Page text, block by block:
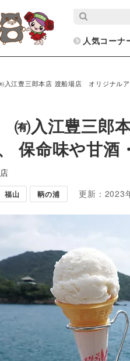
人気コーナ
江豊三郎本店 渡船場店 オリジナルア
㈲入江豊三郎
保命味や甘酒
福山 鞆の浦 更新：2023